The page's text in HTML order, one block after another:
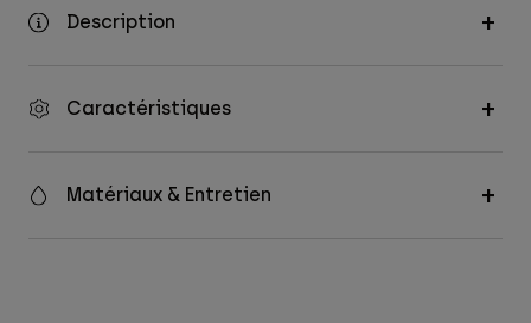
Description
Caractéristiques
Matériaux & Entretien